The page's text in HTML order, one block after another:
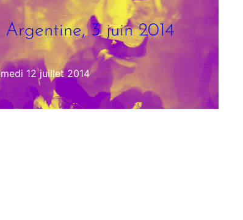
Argentine, 3 juin 2014
12 juillet 2014